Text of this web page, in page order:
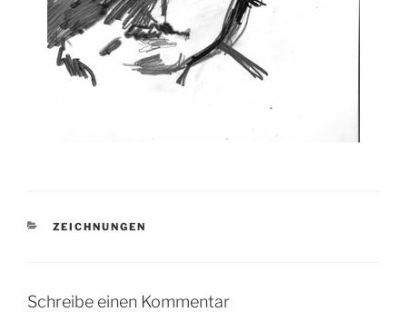
KATEGORIEN
ZEICHNUNGEN
Schreibe einen Kommentar